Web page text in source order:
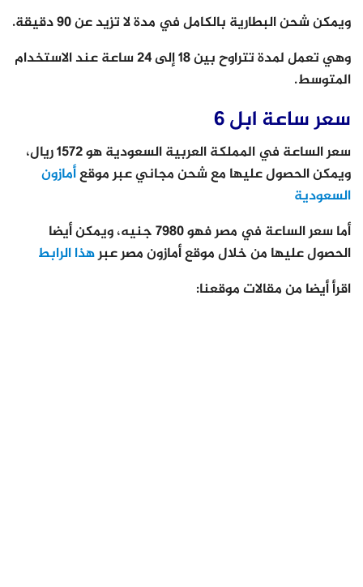
ويمكن شحن البطارية بالكامل في مدة لا تزيد عن 90 دقيقة.
وهي تعمل لمدة تتراوح بين 18 إلى 24 ساعة عند الاستخدام
المتوسط.
سعر ساعة ابل 6
سعر الساعة في المملكة العربية السعودية هو 1572 ريال،
ويمكن الحصول عليها مع شحن مجاني عبر موقعأمازون
السعودية
أما سعر الساعة في مصر فهو 7980 جنيه، ويمكن أيضا
الحصول عليها من خلال موقع أمازون مصر عبرهذا الرابط
اقرأ أيضا من مقالات موقعنا: